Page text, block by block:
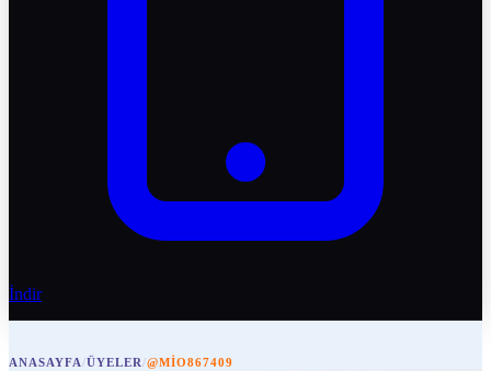
İndir
ANASAYFA/ÜYELER/@MIO867409